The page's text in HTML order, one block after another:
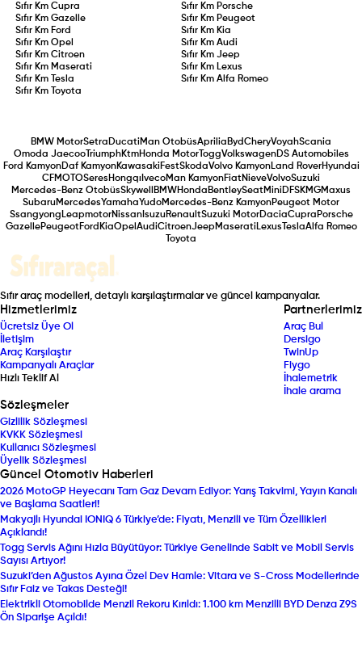
Sıfır KmCupra Sıfır Km Porsche
Sıfır KmGazelle Sıfır Km Peugeot
Sıfır Km Ford Sıfır Km Kia
Sıfır KmOpel Sıfır Km Audi
Sıfır KmCitroen Sıfır Km Jeep
Sıfır Km Maserati Sıfır Km Lexus
Sıfır Km
Tesla Sıfır Km Alfa Romeo
Sıfır Km
Toyota
BMW MotorSetra Ducati Man OtobüsAprilia BydCheryVoyahScania
Omoda JaecooTriumphKtmHonda MotorToggVolkswagenDS Automobiles
Ford KamyonDaf KamyonKawasaki FestSkodaVolvo KamyonLand RoverHyundai
CFMOTOSeres Hongqı IvecoMan KamyonFiatNieveVolvoSuzuki
Mercedes-Benz OtobüsSkywell BMWHonda BentleySeatMini DFSKMGMaxus
SubaruMercedesYamahaYudoMercedes-Benz KamyonPeugeot Motor
Ssangyong LeapmotorNissanIsuzuRenaultSuzuki MotorDaciaCupra Porsche
GazellePeugeotFord KiaOpel AudiCitroenJeep Maserati Lexus TeslaAlfa Romeo
Toyota
Sıfır araç modelleri, detaylı karşılaştırmalar ve güncel kampanyalar.
Hizmetlerimiz
Ücretsiz Üye Ol
İletişim
Araç Karşılaştır
Kampanyalı Araçlar
Hızlı Teklif Al
Partnerlerimiz
Araç Bul
Dersigo
TwinUp
Fiygo
İhalemetrik
İhale arama
Sözleşmeler
Gizlilik Sözleşmesi
KVKK Sözleşmesi
Kullanıcı Sözleşmesi
Üyelik Sözleşmesi
Güncel Otomotiv Haberleri
2026 MotoGP Heyecanı Tam Gaz Devam Ediyor: Yarış Takvimi, Yayın Kanalı
ve Başlama Saatleri!
Makyajlı Hyundai IONIQ 6 Türkiye’de: Fiyatı, Menzili ve Tüm Özellikleri
Açıklandı!
Togg Servis Ağını Hızla Büyütüyor: Türkiye Genelinde Sabit ve Mobil Servis
Sayısı Artıyor!
Suzuki’den Ağustos Ayına Özel Dev Hamle: Vitara ve S-Cross Modellerinde
Sıfır Faiz ve Takas Desteği!
Elektrikli Otomobilde Menzil Rekoru Kırıldı: 1.100 km Menzilli BYD Denza Z9S
Ön Siparişe Açıldı!